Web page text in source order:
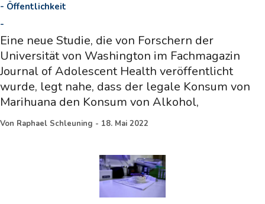
- Öffentlichkeit
-
Eine neue Studie, die von Forschern der
Universität von Washington im Fachmagazin
Journal of Adolescent Health veröffentlicht
wurde, legt nahe, dass der legale Konsum von
Marihuana den Konsum von Alkohol,
Von Raphael Schleuning - 18. Mai 2022